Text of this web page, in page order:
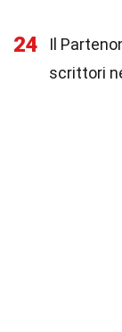
24
Il
scrittori